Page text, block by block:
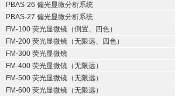
PBAS-26 偏光显微分析系统
PBAS-27 偏光显微分析系统
FM-100 荧光显微镜（倒置、四色）
FM-200 荧光显微镜（无限远、四色）
FM-300 荧光显微镜
FM-400 荧光显微镜（无限远）
FM-500 荧光显微镜（无限远）
FM-600 荧光显微镜（无限远）